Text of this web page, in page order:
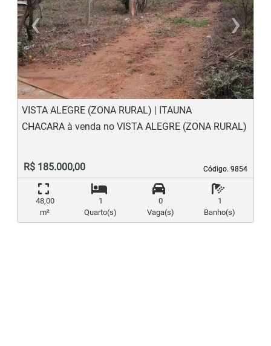
‹
Previous
›
VISTA ALEGRE (ZONA RURAL) | ITAUNA
Código. 9854
Código. 9854
CHACARA à venda no VISTA ALEGRE (ZONA RURAL)
R$ 185.000,00
48,00
m²
1
Quarto(s)
0
Vaga(s)
1
Banho(s)